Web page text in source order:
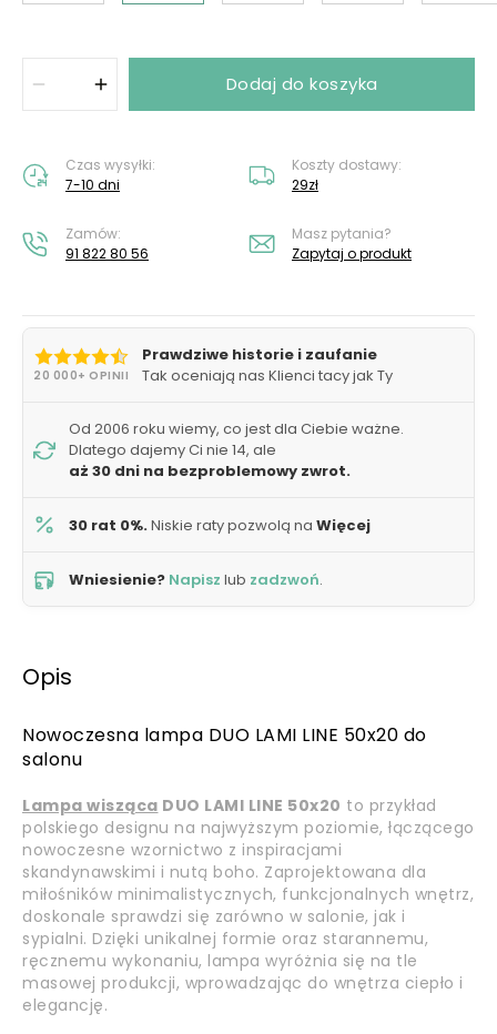
Dodaj do koszyka
Czas wysyłki:
7-10 dni
Koszty dostawy:
29zł
Zamów:
91 822 80 56
Masz pytania?
Zapytaj o produkt
20 000+ OPINII
Prawdziwe historie i zaufanie
Tak oceniają nas Klienci tacy jak Ty
Od 2006 roku wiemy, co jest dla Ciebie ważne.
Dlatego dajemy Ci nie 14, ale
aż 30 dni na bezproblemowy zwrot.
30 rat 0%.Niskie raty pozwolą na Więcej
Wniesienie? Napisz lub zadzwoń.
Opis
Nowoczesna lampa DUO LAMI LINE 50x20 do
salonu
Lampa wisząca DUO LAMI LINE 50x20 to przykład
polskiego designu na najwyższym poziomie, łączącego
nowoczesne wzornictwo z inspiracjami
skandynawskimi i nutą boho. Zaprojektowana dla
miłośników minimalistycznych, funkcjonalnych wnętrz,
doskonale sprawdzi się zarówno w salonie, jak i
sypialni. Dzięki unikalnej formie oraz starannemu,
ręcznemu wykonaniu, lampa wyróżnia się na tle
masowej produkcji, wprowadzając do wnętrza ciepło i
elegancję.